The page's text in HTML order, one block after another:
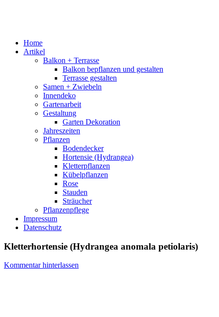
Home
Artikel
Balkon + Terrasse
Balkon bepflanzen und gestalten
Terrasse gestalten
Samen + Zwiebeln
Innendeko
Gartenarbeit
Gestaltung
Garten Dekoration
Jahreszeiten
Pflanzen
Bodendecker
Hortensie (Hydrangea)
Kletterpflanzen
Kübelpflanzen
Rose
Stauden
Sträucher
Pflanzenpflege
Impressum
Datenschutz
Kletterhortensie (Hydrangea anomala petiolaris)
Kommentar hinterlassen